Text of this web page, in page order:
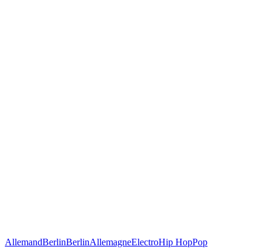
AllemandBerlinBerlinAllemagneElectroHip HopPop